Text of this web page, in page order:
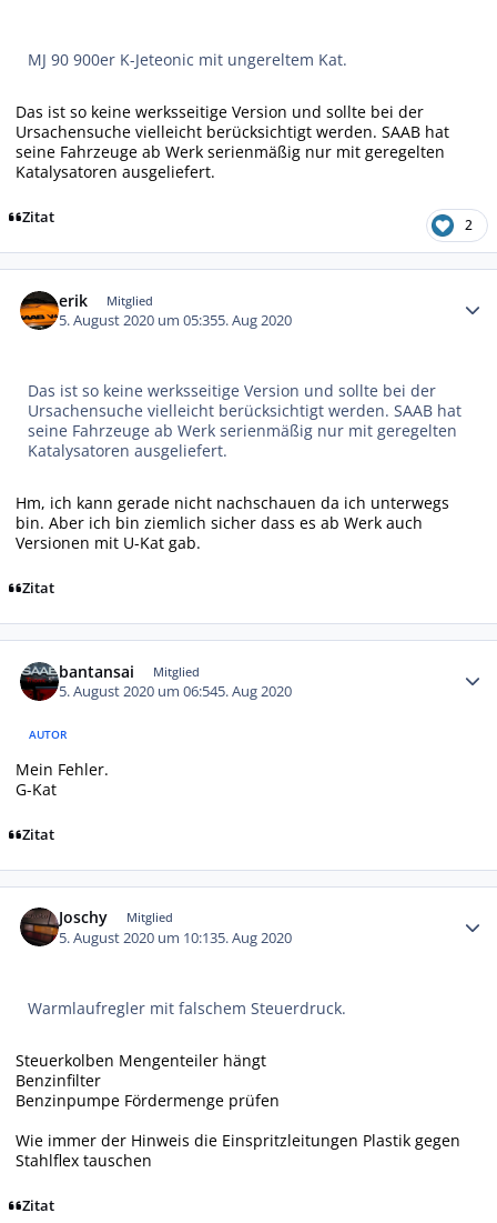
MJ 90 900er K-Jeteonic mit ungereltem Kat.
Das ist so keine werksseitige Version und sollte bei der
Ursachensuche vielleicht berücksichtigt werden. SAAB hat
seine Fahrzeuge ab Werk serienmäßig nur mit geregelten
Katalysatoren ausgeliefert.
Zitat 2
erik Mitglied
5. August 2020 um 05:355. Aug 2020
Das ist so keine werksseitige Version und sollte bei der
Ursachensuche vielleicht berücksichtigt werden. SAAB hat
seine Fahrzeuge ab Werk serienmäßig nur mit geregelten
Katalysatoren ausgeliefert.
Hm, ich kann gerade nicht nachschauen da ich unterwegs
bin. Aber ich bin ziemlich sicher dass es ab Werk auch
Versionen mit U-Kat gab.
Zitat
bantansai Mitglied
5. August 2020 um 06:545. Aug 2020
AUTOR
Mein Fehler.
G-Kat
Zitat
Joschy Mitglied
5. August 2020 um 10:135. Aug 2020
Warmlaufregler mit falschem Steuerdruck.
Steuerkolben Mengenteiler hängt
Benzinfilter
Benzinpumpe Fördermenge prüfen
Wie immer der Hinweis die Einspritzleitungen Plastik gegen
Stahlflex tauschen
Zitat